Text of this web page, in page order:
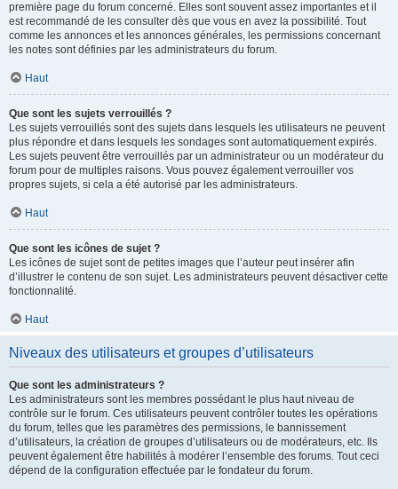
première page du forum concerné. Elles sont souvent assez importantes et il
est recommandé de les consulter dès que vous en avez la possibilité. Tout
comme les annonces et les annonces générales, les permissions concernant
les notes sont définies par les administrateurs du forum.
Haut
Que sont les sujets verrouillés ?
Les sujets verrouillés sont des sujets dans lesquels les utilisateurs ne peuvent
plus répondre et dans lesquels les sondages sont automatiquement expirés.
Les sujets peuvent être verrouillés par un administrateur ou un modérateur du
forum pour de multiples raisons. Vous pouvez également verrouiller vos
propres sujets, si cela a été autorisé par les administrateurs.
Haut
Que sont les icônes de sujet ?
Les icônes de sujet sont de petites images que l’auteur peut insérer afin
d’illustrer le contenu de son sujet. Les administrateurs peuvent désactiver cette
fonctionnalité.
Haut
Niveaux des utilisateurs et groupes d’utilisateurs
Que sont les administrateurs ?
Les administrateurs sont les membres possédant le plus haut niveau de
contrôle sur le forum. Ces utilisateurs peuvent contrôler toutes les opérations
du forum, telles que les paramètres des permissions, le bannissement
d’utilisateurs, la création de groupes d’utilisateurs ou de modérateurs, etc. Ils
peuvent également être habilités à modérer l’ensemble des forums. Tout ceci
dépend de la configuration effectuée par le fondateur du forum.